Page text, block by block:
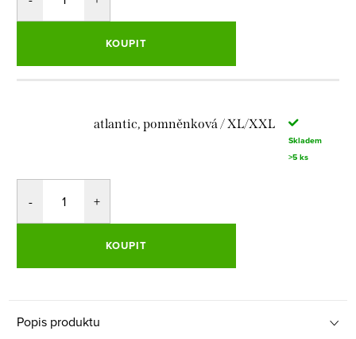
KOUPIT
atlantic, pomněnková / XL/XXL
Skladem
>5 ks
KOUPIT
Popis produktu